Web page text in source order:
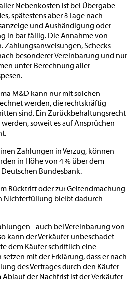
Nebenkosten ist bei Übergabe
spätestens aber 8 Tage nach
und Aushändigung oder
in bar fällig. Die Annahme von
Zahlungsanweisungen, Schecks
besonderer Vereinbarung und nur
unter Berechnung aller
M&D kann nur mit solchen
werden, die rechtskräftig
sind. Ein Zurückbehaltungsrecht
soweit es auf Ansprüchen
Zahlungen in Verzug, können
in Höhe von 4 % über dem
Bundesbank.
Rücktritt oder zur Geltendmachung
Nichterfüllung bleibt dadurch
- auch bei Vereinbarung von
kann der Verkäufer unbeschadet
dem Käufer schriftlich eine
mit der Erklärung, dass er nach
des Vertrages durch den Käufer
der Nachfrist ist der Verkäufer